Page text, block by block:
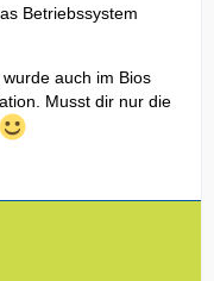
Betriebssystem
auch im Bios
Musst dir nur die